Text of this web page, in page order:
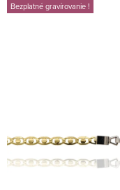
Bezplatné gravírovanie !